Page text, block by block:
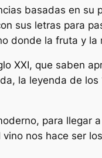
basadas en
sus letras para
donde la fruta y la
XXI, que saben
la leyenda de los
para llegar
nos hace ser